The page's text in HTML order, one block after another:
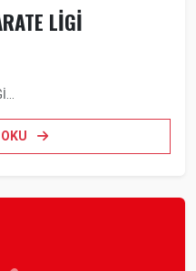
LİGİ